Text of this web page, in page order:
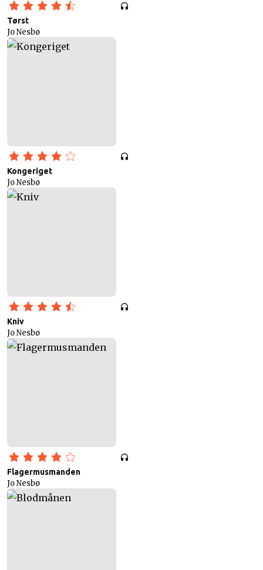
Tørst
Jo Nesbø
Kongeriget
Jo Nesbø
Kniv
Jo Nesbø
Flagermusmanden
Jo Nesbø